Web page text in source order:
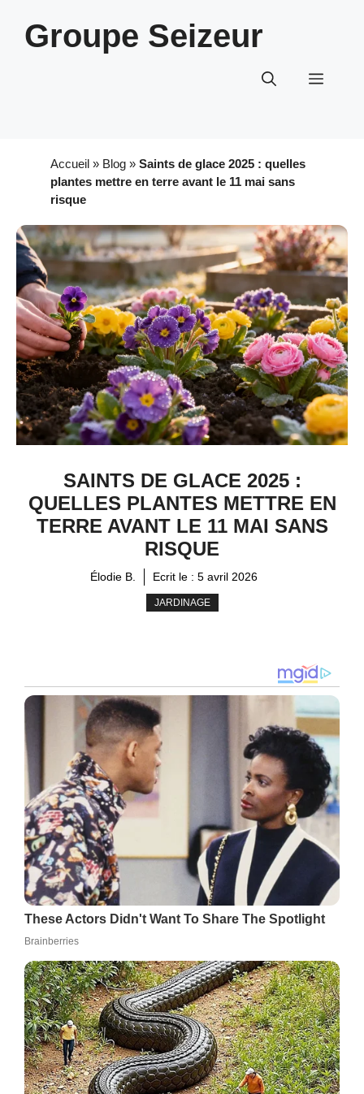
contenuGroupe Seizeur
Menu
Accueil » Blog »Saints de glace 2025 : quelles
plantes mettre en terre avant le 11 mai sans
risque
SAINTS DE GLACE 2025 :
QUELLES PLANTES METTRE EN
TERRE AVANT LE 11 MAI SANS
RISQUE
Élodie B. Ecrit le : 5 avril 2026
JARDINAGE